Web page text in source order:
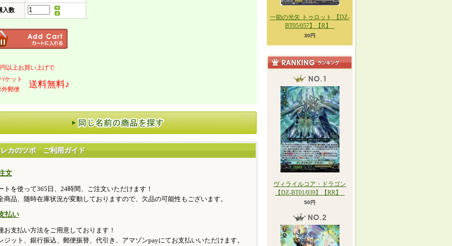
入数
以上お買い上げで
ケット
外郵便
送料無料♪
カのツボ ご利用ガイド
文
トを使って365日、24時間、ご注文いただけます！
品、随時在庫状況が変動しておりますので、欠品の可能性もございます。
払い
お支払い方法をご用意しております！
ジット、銀行振込、郵便振替、代引き、アマゾンpayにてお支払いいただけます。
一助の光矢 トゥロット 【DZ-
BT05/057】【R】_
30円
ヴィライルコア・ドラゴン
【DZ-BT01/039】【RR】_
50円